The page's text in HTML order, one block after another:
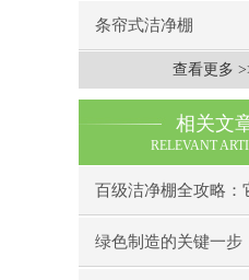
条帘式洁净棚
查看更多
相关文
RELEVANT
百级洁净棚全攻略：
室到底有什么区别？
绿色制造的关键一步